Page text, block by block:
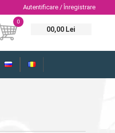
Autentificare / Înregistrare
0
00,00 Lei